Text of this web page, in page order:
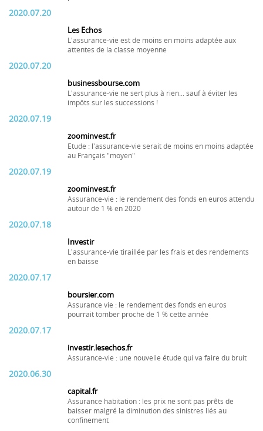
2020.07.20
Les Echos
L'assurance-vie est de moins en moins adaptée aux
attentes de la classe moyenne
2020.07.20
businessbourse.com
L'assurance-vie ne sert plus à rien... sauf à éviter les
impôts sur les successions !
2020.07.19
zoominvest.fr
Etude : l'assurance-vie serait de moins en moins adaptée
au Français "moyen"
2020.07.19
zoominvest.fr
Assurance-vie : le rendement des fonds en euros attendu
autour de 1 % en 2020
2020.07.18
Investir
L'assurance-vie tiraillée par les frais et des rendements
en baisse
2020.07.17
boursier.com
Assurance vie : le rendement des fonds en euros
pourrait tomber proche de 1 % cette année
2020.07.17
investir.lesechos.fr
Assurance-vie : une nouvelle étude qui va faire du bruit
2020.06.30
capital.fr
Assurance habitation : les prix ne sont pas prêts de
baisser malgré la diminution des sinistres liés au
confinement